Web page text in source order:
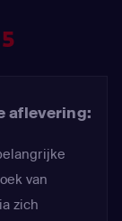
aflevering:
van
zich